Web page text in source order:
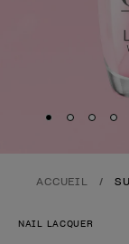
Skip to
Skip to
Skip
ACCUEIL
NAIL LACQUER